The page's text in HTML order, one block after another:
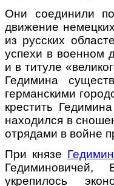
Они соединили
движение
из русских
успехи в военном
и в титуле
Гедимина
германскими
крестить
находился в
отрядами в войне
При князе
Гедиминовичей,
укрепилось